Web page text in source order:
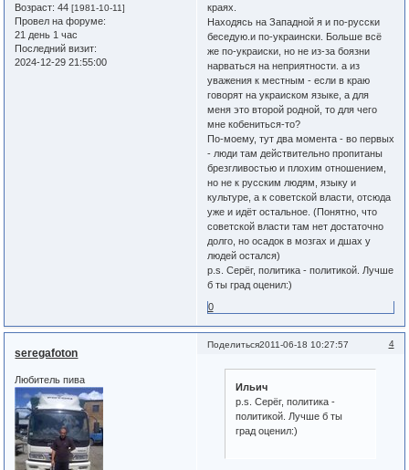
Возраст: 44[1981-10-11]
Провел на форуме:
21 день 1 час
Последний визит:
2024-12-29 21:55:00
краях.
Находясь на Западной я и по-русски
беседую.и по-украински. Больше всё
же по-украиски, но не из-за боязни
нарваться на неприятности. а из
уважения к местным - если в краю
говорят на украиском языке, а для
меня это второй родной, то для чего
мне кобениться-то?
По-моему, тут два момента - во первых
- люди там действительно пропитаны
брезгливостью и плохим отношением,
но не к русским людям, языку и
культуре, а к советской власти, отсюда
уже и идёт остальное. (Понятно, что
советской власти там нет достаточно
долго, но осадок в мозгах и дшах у
людей остался)
p.s. Серёг, политика - политикой. Лучше
б ты град оценил:)
0
Поделиться 4
2011-06-18 10:27:57
seregafoton
Любитель пива
Ильич
p.s. Серёг, политика -
политикой. Лучше б ты
град оценил:)